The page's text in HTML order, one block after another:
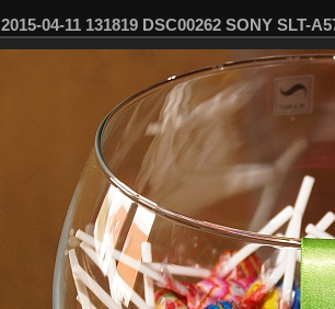
2015-04-11 131819 DSC00262 SONY SLT-